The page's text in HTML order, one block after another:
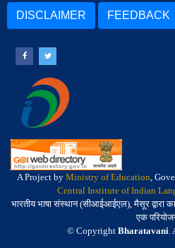
DISCLAIMER FEEDBACK
A Project by Ministry of Education,
Central Institute of Indian
भारतीय भाषा संस्थान (सीआईआईएल), मैसूर द्वारा
एक
© Copyright Bharatavani.